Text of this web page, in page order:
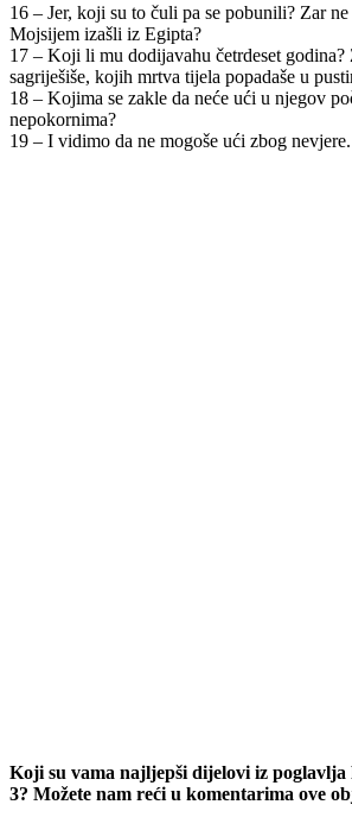
16 – Jer, koji su to čuli pa se pobunili? Zar
Mojsijem izašli iz Egipta?
17 – Koji li mu dodijavahu četrdeset
sagriješiše, kojih mrtva tijela popadaše u
18 – Kojima se zakle da neće ući u njegov
nepokornima?
19 – I vidimo da ne mogoše ući zbog nevjere.
Koji su vama najljepši dijelovi iz poglavlja
3? Možete nam reći u komentarima ove